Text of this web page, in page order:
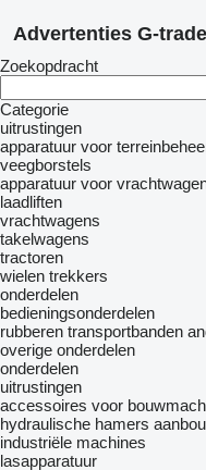
Advertenties G-
Zoekopdracht
Categorie
uitrustingen
apparatuur voor
veegborstels
apparatuur voor
laadliften
vrachtwagens
takelwagens
tractoren
wielen trekkers
onderdelen
bedieningsonderdelen
rubberen transportbanden
overige onderdelen
onderdelen
uitrustingen
accessoires voor
hydraulische hamers
industriële machines
lasapparatuur